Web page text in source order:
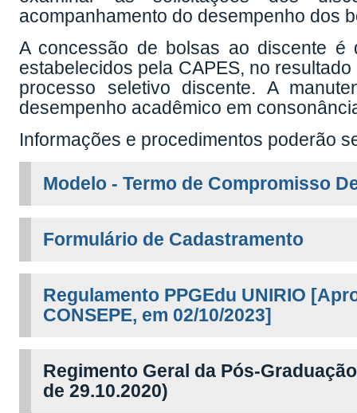
A concessão de bolsas ao discente é
estabelecidos pela CAPES, no
processo seletivo discente. A
desempenho acadêmico em
Informações e procedimentos poderão
Modelo - Termo de Compromisso